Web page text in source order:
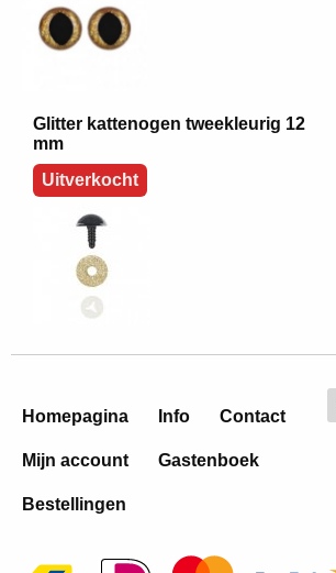
Glitter kattenogen tweekleurig 12
mm
Uitverkocht
Homepagina Info Contact
Mijn account Gastenboek
Bestellingen